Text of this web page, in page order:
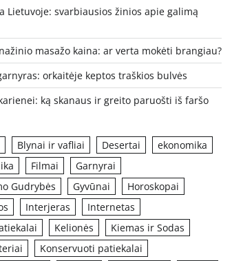
Lietuvoje: svarbiausios žinios apie galimą
masažo kaina: ar verta mokėti brangiau?
orkaitėje keptos traškios bulvės
ką skanaus ir greito paruošti iš faršo
Blynai ir vafliai Desertai
ekonomika
Filmai
Garnyrai
Gudrybės
Gyvūnai
Horoskopai
Interjeras
Internetas
Kelionės
Kiemas ir Sodas
Konservuoti patiekalai